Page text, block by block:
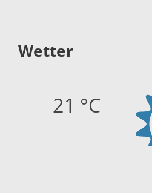
Wetter
21 °C